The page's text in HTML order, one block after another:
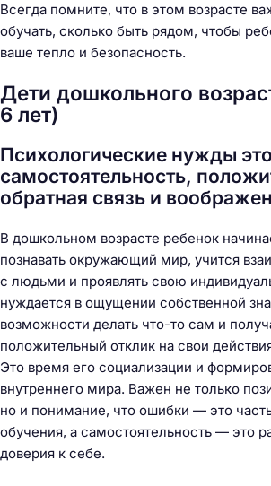
Всегда помните, что в этом возрасте
обучать, сколько быть рядом, чтобы
ваше тепло и безопасность.
Дети дошкольного
6 лет)
Психологические нужды
самостоятельность,
обратная связь и
В дошкольном возрасте ребенок
познавать окружающий мир, учится
с людьми и проявлять свою
нуждается в ощущении собственной
возможности делать что-то сам и
положительный отклик на свои
Это время его социализации и
внутреннего мира. Важен не только
но и понимание, что ошибки — это
обучения, а самостоятельность — это
доверия к себе.